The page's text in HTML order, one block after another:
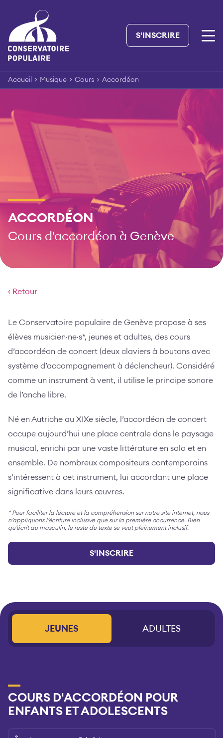
content
S'INSCRIRE
Accueil > Musique > Cours > Accordéon
ACCORDÉON
Cours d'accordéon à Genève
‹ Retour
Le Conservatoire populaire de Genève propose à ses
élèves musicien·ne·s*, jeunes et adultes, des cours
d’accordéon de concert (deux claviers à boutons avec
système d’accompagnement à déclencheur). Considéré
comme un instrument à vent, il utilise le principe sonore
de l’anche libre.
Né en Autriche au XIXe siècle, l’accordéon de concert
occupe aujourd’hui une place centrale dans le paysage
musical, enrichi par une vaste littérature en solo et en
ensemble. De nombreux compositeurs contemporains
s’intéressent à cet instrument, lui accordant une place
significative dans leurs œuvres.
* Pour faciliter la lecture et la compréhension sur notre site internet, nous
n’appliquons l’écriture inclusive que sur la première occurrence. Bien
qu’écrit au masculin, le reste du texte se veut pleinement inclusif.
S'INSCRIRE
JEUNES ADULTES
COURS D'ACCORDÉON POUR
ENFANTS ET ADOLESCENTS